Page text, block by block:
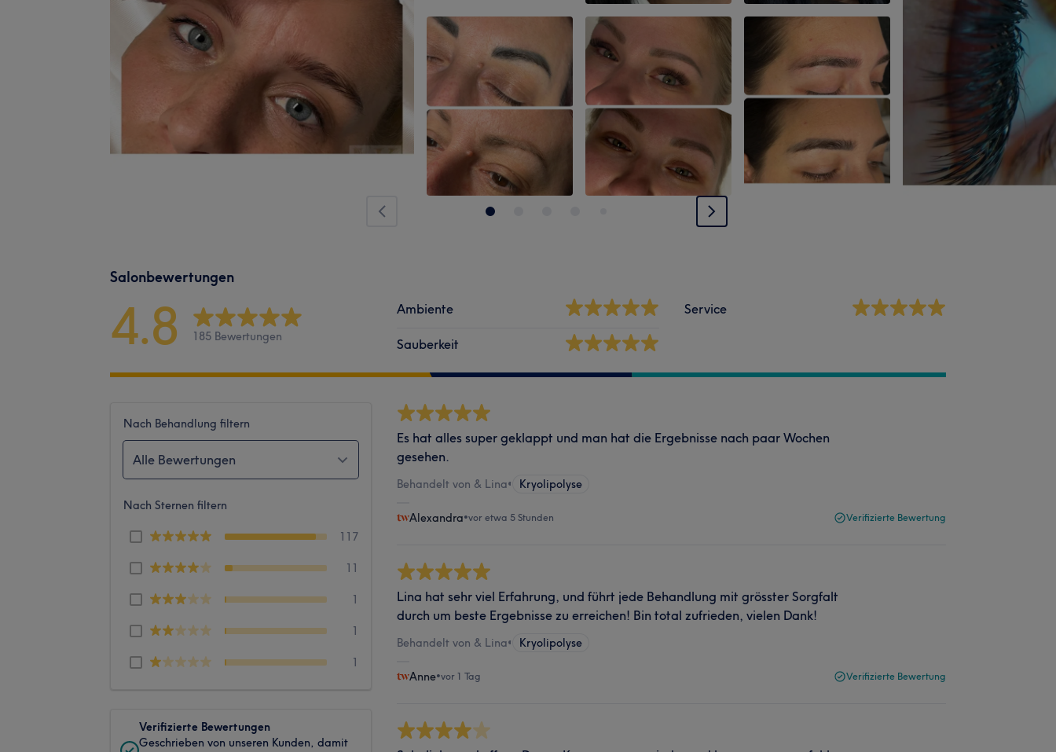
Salonbewertungen
4.8 185 Bewertungen
Ambiente
Sauberkeit
Service
Nach Behandlung filtern
Alle Bewertungen
Nach Sternen filtern
117
11
1
1
1
Verifizierte Bewertungen
Geschrieben von unseren Kunden, damit
Es hat alles super geklappt und man hat die Ergebnisse nach paar Wochen
gesehen.
Behandelt von & Lina• Kryolipolyse
Alexandra•vor etwa 5 Stunden Verifizierte Bewertung
Lina hat sehr viel Erfahrung, und führt jede Behandlung mit grösster Sorgfalt
durch um beste Ergebnisse zu erreichen! Bin total zufrieden, vielen Dank!
Behandelt von & Lina• Kryolipolyse
Anne•vor 1 Tag Verifizierte Bewertung